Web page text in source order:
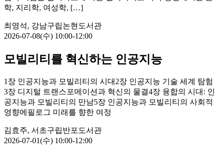
학, 지리학, 여성학, […]
최영석, 강남구립논현도서관
2026-07-08(수) 10:00-12:00
모빌리티를 혁신하는 인공지능
1장 인공지능과 모빌리티의 시대2장 인공지능 기술 세계 탐험
3장 디지털 트랜스포메이션과 혁신의 물결4장 융합의 시대: 인
공지능과 모빌리티의 만남5장 인공지능과 모빌리티의 사회적
영향에필로그 미래를 향한 여정
김효주, 서초구립반포도서관
2026-07-01(수) 10:00-12:00